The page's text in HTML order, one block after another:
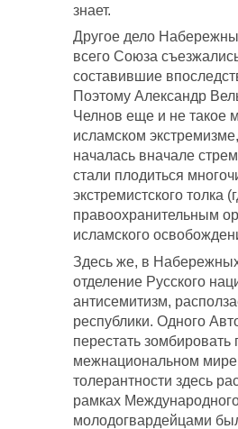
знает.
Другое дело
всего Союза
составившие
Поэтому Александр
Челнов еще и не такое
исламском
началась вначале
стали плодиться
экстремистского толка
правоохранительным
исламского
Здесь же, в
отделение Русского
антисемитизм,
республики. Одного
перестать
межнациональном
толерантности здесь
рамках
молодогвардейцами